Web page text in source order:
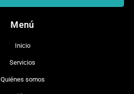
Menú
Inicio
Servicios
Quiénes somos